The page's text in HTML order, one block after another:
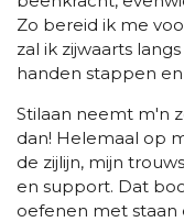
Zo bereid ik me
zal ik zijwaarts
handen stappen
Stilaan neemt m'n
dan! Helemaal op
de zijlijn, mijn
en support. Dat
oefenen met